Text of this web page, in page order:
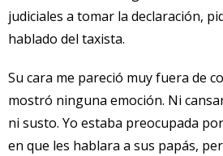
judiciales a tomar la declaración,
hablado del taxista.
Su cara me pareció muy fuera de
mostró ninguna emoción. Ni
ni susto. Yo estaba preocupada
en que les hablara a sus papás,